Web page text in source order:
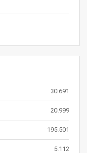
30.691
20.999
195.501
5.112